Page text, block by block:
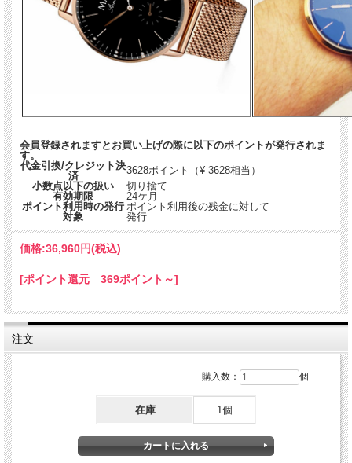
会員登録されますとお買い上げの際に以下のポイントが発行されま
す。
代金引換/クレジット決
済
3628ポイント（¥ 3628相当）
小数点以下の扱い
切り捨て
有効期限
24ケ月
ポイント利用時の発行
対象
ポイント利用後の残金に対して
発行
価格:36,960円(税込)
[ポイント還元 369ポイント～]
注文
購入数： 個
在庫 1個